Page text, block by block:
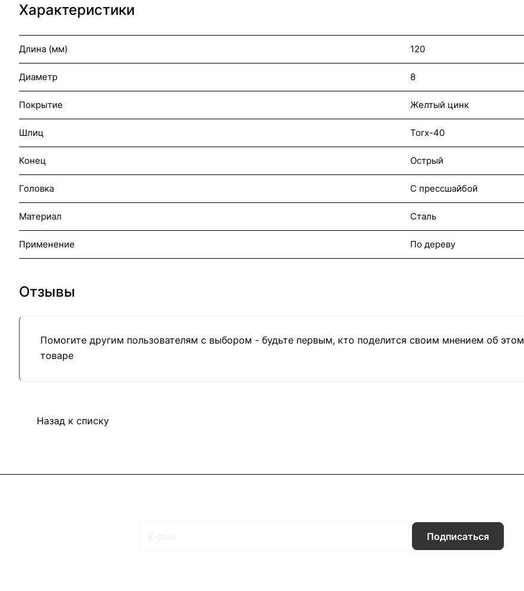
Характеристики
Длина (мм) 120
Диаметр 8
Покрытие Желтый цинк
Шлиц Torx-40
Конец Острый
Головка С прессшайбой
Материал Сталь
Применение По дереву
Отзывы
Помогите другим пользователям с выбором - будьте первым, кто поделится своим мнением об этом
товаре
Назад к списку
Подписаться